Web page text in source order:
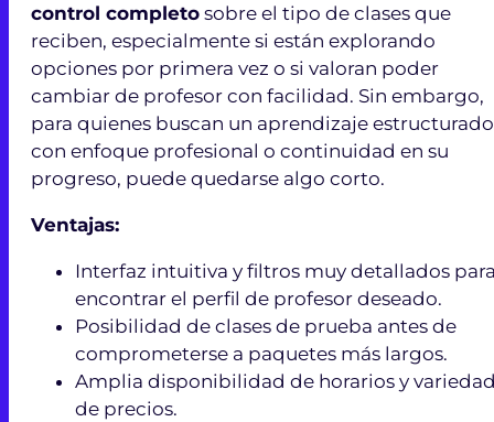
control completo sobre el tipo de clases que
reciben, especialmente si están explorando
opciones por primera vez o si valoran poder
cambiar de profesor con facilidad. Sin embargo,
para quienes buscan un aprendizaje
con enfoque profesional o continuidad en su
progreso, puede quedarse algo corto.
Ventajas:
Interfaz intuitiva y filtros muy detallados
encontrar el perfil de profesor deseado.
Posibilidad de clases de prueba antes de
comprometerse a paquetes más largos.
Amplia disponibilidad de horarios y
de precios.